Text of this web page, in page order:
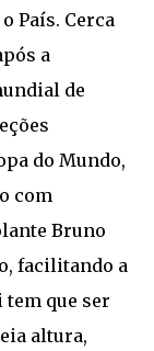
País. Cerca
a
de
do Mundo,
com
Bruno
facilitando a
que ser
altura,